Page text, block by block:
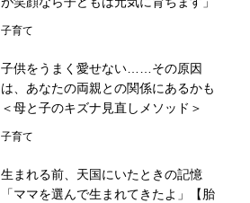
子育て
子供をうまく愛せない……その原因
は、あなたの両親との関係にあるかも
＜母と子のキズナ見直しメソッド＞
子育て
生まれる前、天国にいたときの記憶
「ママを選んで生まれてきたよ」【胎